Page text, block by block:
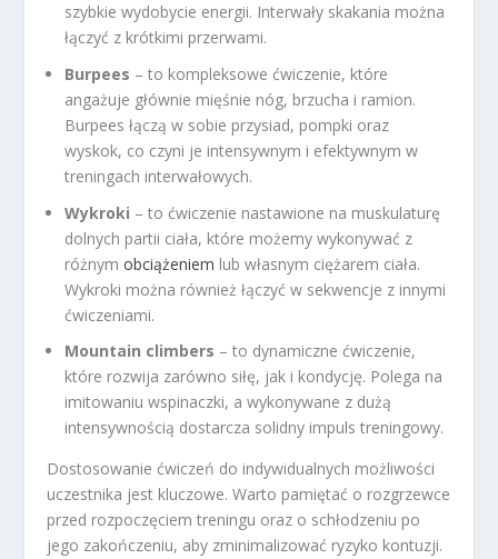
szybkie wydobycie energii. Interwały skakania można
łączyć z krótkimi przerwami.
Burpees – to kompleksowe ćwiczenie, które
angażuje głównie mięśnie nóg, brzucha i ramion.
Burpees łączą w sobie przysiad, pompki oraz
wyskok, co czyni je intensywnym i efektywnym w
treningach interwałowych.
Wykroki – to ćwiczenie nastawione na muskulaturę
dolnych partii ciała, które możemy wykonywać z
różnymobciążeniem lub własnym ciężarem ciała.
Wykroki można również łączyć w sekwencje z innymi
ćwiczeniami.
Mountain climbers – to dynamiczne ćwiczenie,
które rozwija zarówno siłę, jak i kondycję. Polega na
imitowaniu wspinaczki, a wykonywane z dużą
intensywnością dostarcza solidny impuls treningowy.
Dostosowanie ćwiczeń do indywidualnych możliwości
uczestnika jest kluczowe. Warto pamiętać o rozgrzewce
przed rozpoczęciem treningu oraz o schłodzeniu po
jego zakończeniu, aby zminimalizować ryzyko kontuzji.